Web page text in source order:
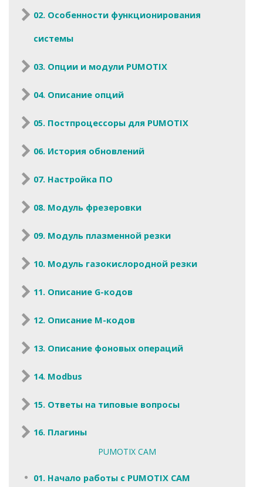
02. Особенности функционирования
системы
03. Опции и модули PUMOTIX
04. Описание опций
05. Постпроцессоры для PUMOTIX
06. История обновлений
07. Настройка ПО
08. Модуль фрезеровки
09. Модуль плазменной резки
10. Модуль газокислородной резки
11. Описание G-кодов
12. Описание M-кодов
13. Описание фоновых операций
14. Modbus
15. Ответы на типовые вопросы
16. Плагины
PUMOTIX CAM
01. Начало работы с PUMOTIX CAM